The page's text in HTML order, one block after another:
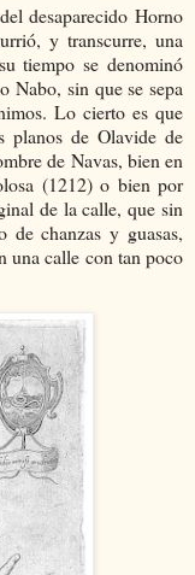
desaparecido Horno
y transcurre, una
tiempo se denominó
Nabo, sin que se sepa
Lo cierto es que
planos de Olavide de
de Navas, bien en
(1212) o bien por
de la calle, que sin
chanzas y guasas,
una calle con tan poco